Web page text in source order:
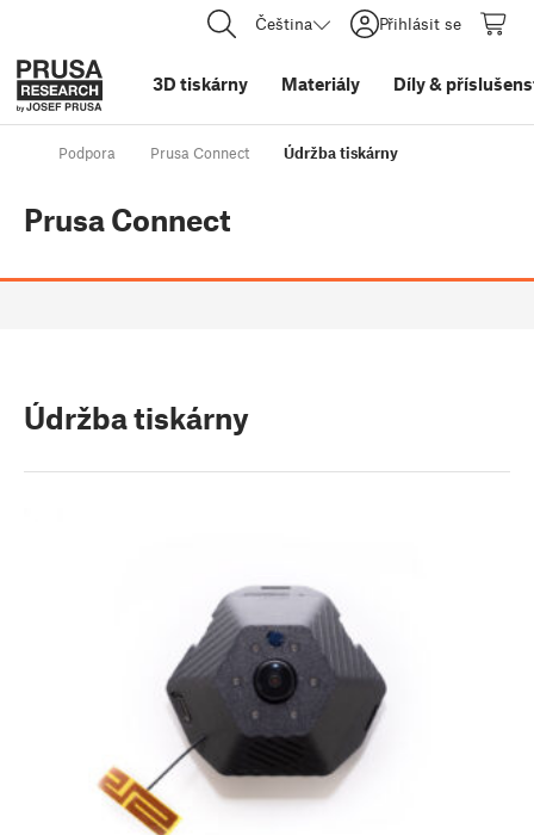
Čeština Přihlásit se
3D tiskárny Materiály Díly&
Podpora Prusa Connect Údržba tiskárny
Prusa Connect
Údržba tiskárny